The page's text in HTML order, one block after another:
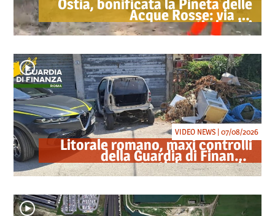
Ostia, bonificata la Pineta delle
Acque Rosse: via gli
accampamenti abusivi
Litorale romano, maxi controlli
della Guardia di Finanza:
sequestrati droga, armi e
ricambi di auto rubate
VIDEO NEWS | 07/08/2026